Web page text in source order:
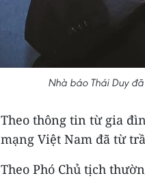
Nhà báo Thái Duy
Theo thông tin từ gia
mạng Việt Nam đã từ
Theo Phó Chủ tịch